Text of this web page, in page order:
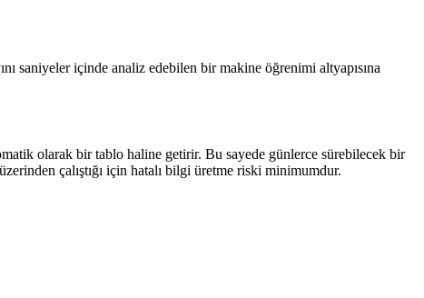
saniyeler içinde analiz edebilen bir makine öğrenimi altyapısına
olarak bir tablo haline getirir. Bu sayede günlerce sürebilecek bir
çalıştığı için hatalı bilgi üretme riski minimumdur.